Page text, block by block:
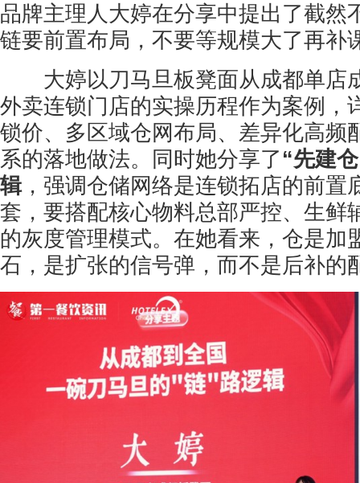
品牌主理人大婷在分享中提出了截然
链要前置布局，不要等规模大了再补
大婷以刀马旦板凳面从成都单店
外卖连锁门店的实操历程作为案例，
锁价、多区域仓网布局、差异化高频
系的落地做法。同时她分享了 “先建
辑，强调仓储网络是连锁拓店的前置
套，要搭配核心物料总部严控、生鲜
的灰度管理模式。在她看来，仓是加
石，是扩张的信号弹，而不是后补的